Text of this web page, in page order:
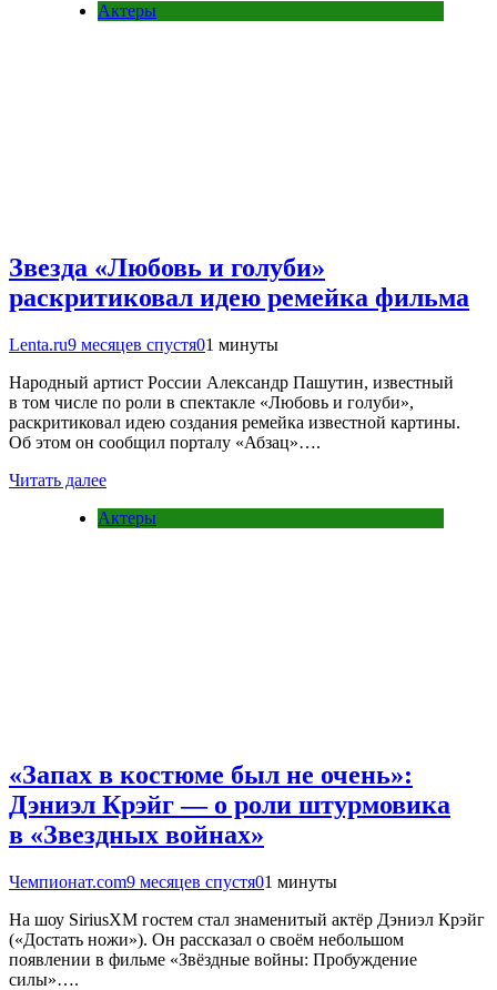
Актеры
Звезда «Любовь и голуби»
раскритиковал идею ремейка фильма
Lenta.ru9 месяцев спустя01 минуты
Народный артист России Александр Пашутин, известный
в том числе по роли в спектакле «Любовь и голуби»,
раскритиковал идею создания ремейка известной картины.
Об этом он сообщил порталу «Абзац»….
Читать далее
Актеры
«Запах в костюме был не очень»:
Дэниэл Крэйг — о роли штурмовика
в «Звездных войнах»
Чемпионат.com9 месяцев спустя01 минуты
На шоу SiriusXM гостем стал знаменитый актёр Дэниэл Крэйг
(«Достать ножи»). Он рассказал о своём небольшом
появлении в фильме «Звёздные войны: Пробуждение
силы»….